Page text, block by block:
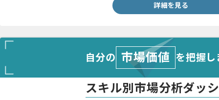
・決済管理システム開発の実務経験
・不具合の調査や修正の実務経験
詳細を見る
自分の 市場価値 を把握
スキル別市場分析ダッ